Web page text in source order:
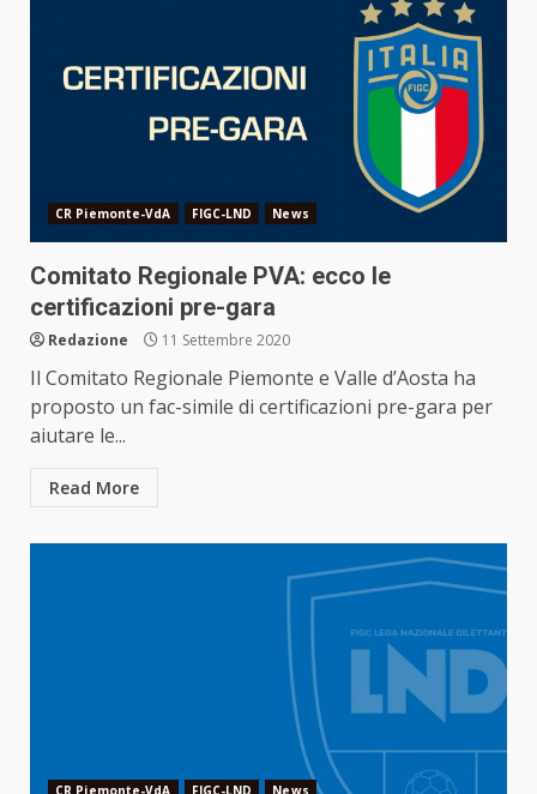
CR Piemonte-VdA FIGC-LND News
Comitato Regionale PVA: ecco le
certificazioni pre-gara
Redazione 11 Settembre 2020
Il Comitato Regionale Piemonte e Valle d’Aosta ha
proposto un fac-simile di certificazioni pre-gara per
aiutare le...
Read More
CR Piemonte-VdA FIGC-LND News